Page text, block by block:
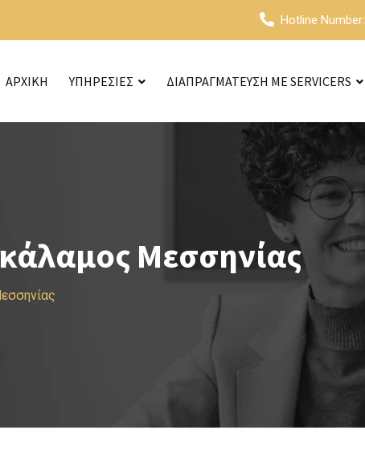
Hotline Number:
ΑΡΧΙΚΗ ΥΠΗΡΕΣΙΕΣ ΔΙΑΠΡΑΓΜΑΤΕΥΣΗ ΜΕ SERVICERS
Μεσσηνίας